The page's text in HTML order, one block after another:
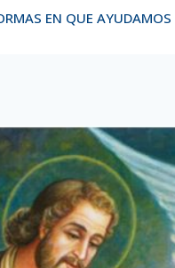
EN QUE AYUDAMOS